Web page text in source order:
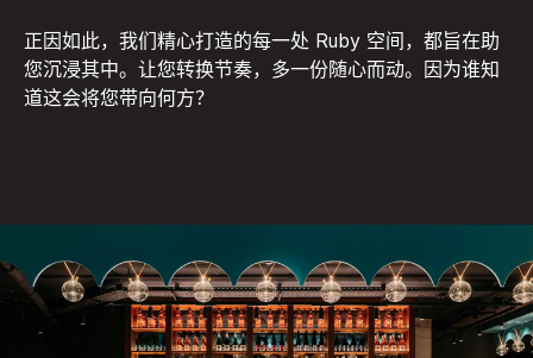
正因如此，我们精心打造的每一处 Ruby 空间，都旨在助
您沉浸其中。让您转换节奏，多一份随心而动。因为谁知
道这会将您带向何方？